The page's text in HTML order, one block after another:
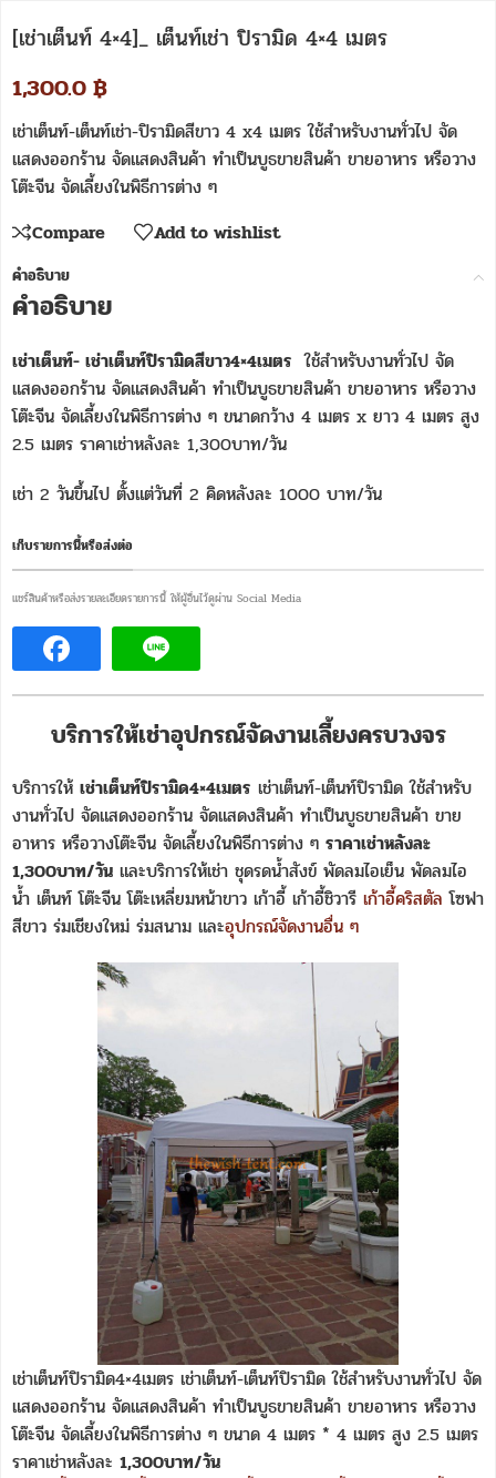
[เช่าเต็นท์ 4×4]_ เต็นท์เช่า ปิรามิด 4×4 เมตร
1,300.0฿
เช่าเต็นท์-เต็นท์เช่า-ปิรามิดสีขาว 4 x4 เมตร ใช้สำหรับงานทั่วไป จัด
แสดงออกร้าน จัดแสดงสินค้า ทำเป็นบูธขายสินค้า ขายอาหาร หรือวาง
โต๊ะจีน จัดเลี้ยงในพิธีการต่าง ๆ
Compare
Add to wishlist
คำอธิบาย
คำอธิบาย
เช่าเต็นท์- เช่าเต็นท์ปิรามิดสีขาว4×4เมตร ใช้สำหรับงานทั่วไป จัด
แสดงออกร้าน จัดแสดงสินค้า ทำเป็นบูธขายสินค้า ขายอาหาร หรือวาง
โต๊ะจีน จัดเลี้ยงในพิธีการต่าง ๆ ขนาดกว้าง 4 เมตร x ยาว 4 เมตร สูง
2.5 เมตร ราคาเช่าหลังละ 1,300บาท/วัน
เช่า 2 วันขึ้นไป ตั้งแต่วันที่ 2 คิดหลังละ 1000 บาท/วัน
เก็บรายการนี้หรือส่งต่อ
แชร์สินค้าหรือส่งรายละเอียดรายการนี้ ให้ผู้อื่นไว้ดูผ่าน Social Media
บริการให้เช่าอุปกรณ์จัดงานเลี้ยงครบวงจร
บริการให้ เช่าเต็นท์ปิรามิด4×4เมตร เช่าเต็นท์-เต็นท์ปิรามิด ใช้สำหรับ
งานทั่วไป จัดแสดงออกร้าน จัดแสดงสินค้า ทำเป็นบูธขายสินค้า ขาย
อาหาร หรือวางโต๊ะจีน จัดเลี้ยงในพิธีการต่าง ๆ ราคาเช่าหลังละ
1,300บาท/วัน และบริการให้เช่า ชุดรดน้ำสังข์ พัดลมไอเย็น พัดลมไอ
น้ำ เต็นท์ โต๊ะจีน โต๊ะเหลี่ยมหน้าขาว เก้าอี้ เก้าอี้ชิวารี เก้าอี้คริสตัล โซฟา
สีขาว ร่มเชียงใหม่ ร่มสนาม และอุปกรณ์จัดงานอื่น ๆ
เช่าเต็นท์ปิรามิด4×4เมตร เช่าเต็นท์-เต็นท์ปิรามิด ใช้สำหรับงานทั่วไป จัด
แสดงออกร้าน จัดแสดงสินค้า ทำเป็นบูธขายสินค้า ขายอาหาร หรือวาง
โต๊ะจีน จัดเลี้ยงในพิธีการต่าง ๆ ขนาด 4 เมตร * 4 เมตร สูง 2.5 เมตร
ราคาเช่าหลังละ 1,300บาท/วัน